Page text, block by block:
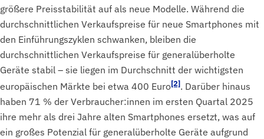
größere Preisstabilität auf als neue Modelle. Während die
durchschnittlichen Verkaufspreise für neue Smartphones mit
den Einführungszyklen schwanken, bleiben die
durchschnittlichen Verkaufspreise für generalüberholte
Geräte stabil – sie liegen im Durchschnitt der wichtigsten
europäischen Märkte bei etwa 400 Euro[2]. Darüber hinaus
haben 71 % der Verbraucher:innen im ersten Quartal 2025
ihre mehr als drei Jahre alten Smartphones ersetzt, was auf
ein großes Potenzial für generalüberholte Geräte aufgrund